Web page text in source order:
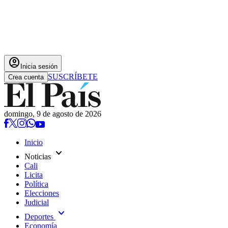
account_circle Inicia sesión
Crea cuenta SUSCRÍBETE
domingo, 9 de agosto de 2026
Inicio
Noticias expand_more
Cali
Licita
Política
Elecciones
Judicial
Deportes expand_more
Economía